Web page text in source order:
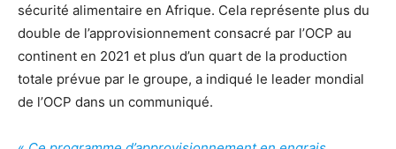
sécurité alimentaire en Afrique. Cela représente plus du
double de l’approvisionnement consacré par l’OCP au
continent en 2021 et plus d’un quart de la production
totale prévue par le groupe, a indiqué le leader mondial
de l’OCP dans un communiqué.